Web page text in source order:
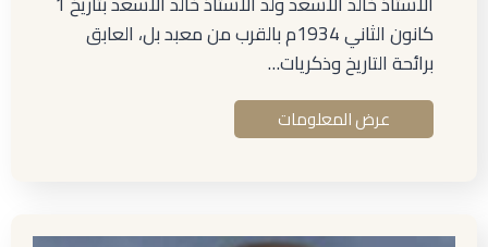
كانون الثاني 1934م بالقرب من معبد بل، العابق
برائحة التاريخ وذكريات…
عرض المعلومات